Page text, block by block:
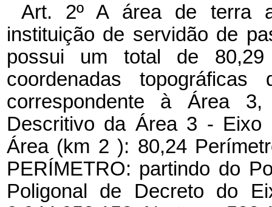
Art. 2º A área de terra
instituição de servidão de
possui um total de
coordenadas
correspondente à Área
Descritivo da Área 3 - Eixo
Área (km 2 ): 80,24
PERÍMETRO: partindo do
Poligonal de Decreto do